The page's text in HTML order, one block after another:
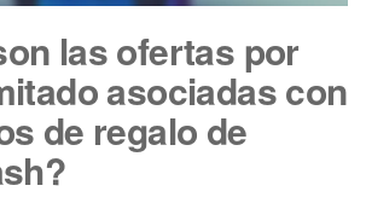
las ofertas por
asociadas con
de regalo de